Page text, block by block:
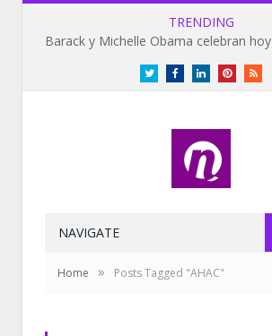
TRENDING
TwitterFacebookLinkedInPinterestRSS
NAVIGATE
Home » Posts Tagged "AHAC"